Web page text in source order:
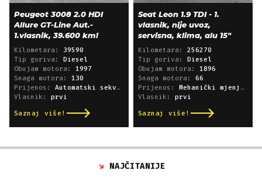
Peugeot 3008 2.0 HDI
Allure GT-Line Aut.-
1.vlasnik, 39.600 km!
Kilometara: 39590
Tip goriva: Diesel
Obujam motora: 1997
Snaga motora: 130
Prijenos: Automatski sekvencijski
Vlasnik: prvi
Saznaj više!
Seat Leon 1.9 TDI - 1.
vlasnik, nije uvoz,
servisna, klima, alu 15"
Kilometara: 256270
Tip goriva: Diesel
Obujam motora: 1896
Snaga motora: 66
Prijenos: Mehanički mjenjač
Vlasnik: prvi
Saznaj više!
NAJČITANIJE